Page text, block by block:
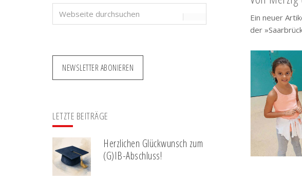
Ein neuer
der
Webseite
NEWSLETTER ABONIEREN
LETZTE BEITRÄGE
Herzlichen Glückwunsch zum
(G)IB-Abschluss!